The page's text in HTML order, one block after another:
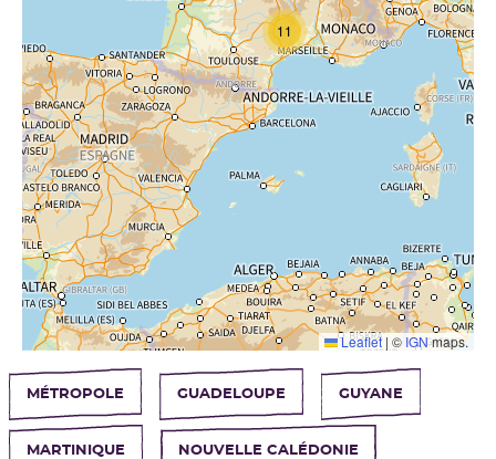
Les formations près de chez moi
11
Leaflet | © IGNmaps.
MÉTROPOLE GUADELOUPE GUYANE
MARTINIQUE NOUVELLE CALÉDONIE